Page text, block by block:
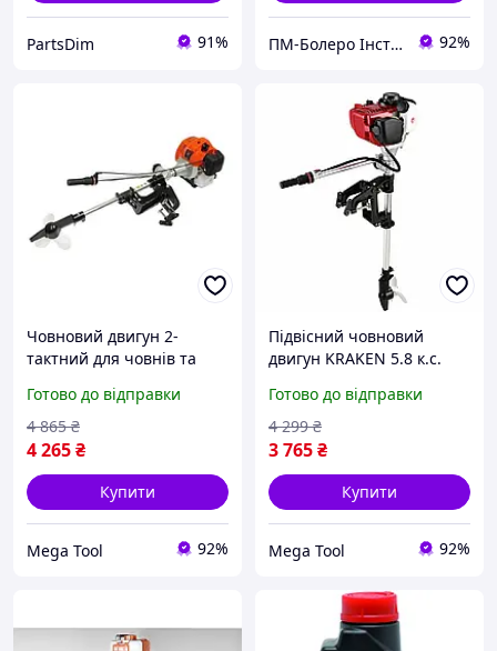
PartsDim 91% ПМ-Болеро Інструмент 92%
Човновий двигун 2-
тактний для човнів та
лопатевий Demon Ponton
Boat M83301
Готово до відправки
4 265₴
4 865 ₴
Купити
Mega Tool 92%
Підвісний човновий
двигун KRAKEN 5.8 к.с.
човновий двигун для ПВХ
та пластикових човнів
Готово до відправки
3 765₴
4 299 ₴
Купити
Mega Tool 92%